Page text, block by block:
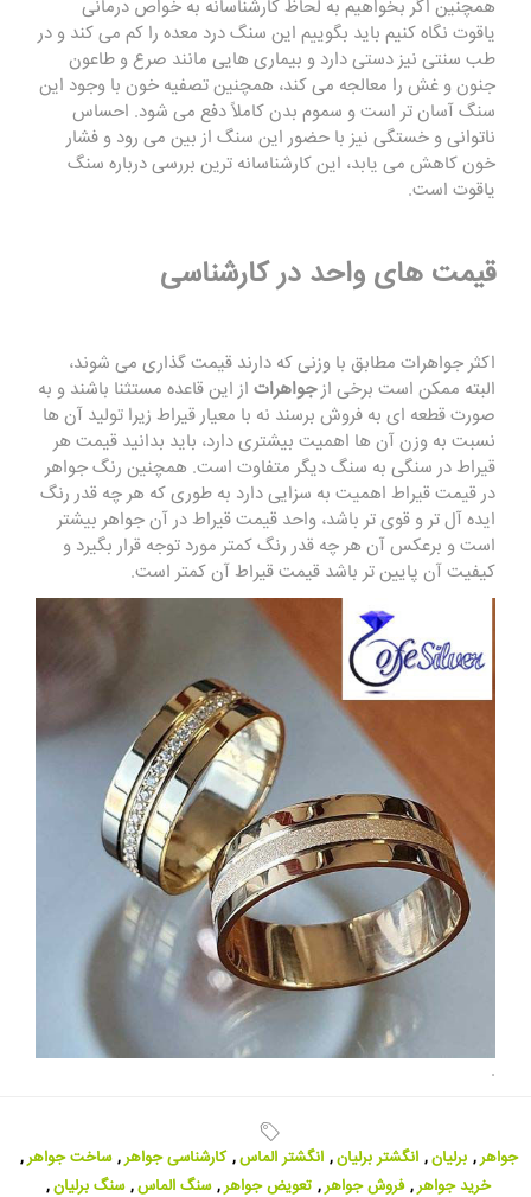
همچنین اگر بخواهیم به لحاظ کارشناسانه به خواص درمانی
یاقوت نگاه کنیم باید بگوییم این سنگ درد معده را کم می کند و در
طب سنتی نیز دستی دارد و بیماری هایی مانند صرع و طاعون
جنون و غش را معالجه می‌ کند، همچنین تصفیه خون با وجود این
سنگ آسان تر است و سموم بدن کاملاً دفع می شود. احساس
ناتوانی و خستگی نیز با حضور این سنگ از بین می رود و فشار
خون کاهش می یابد، این کارشناسانه ترین بررسی درباره سنگ
یاقوت است.
قیمت های واحد در کارشناسی
اکثر جواهرات مطابق با وزنی که دارند قیمت گذاری می شوند،
البته ممکن است برخی ازجواهرات از این قاعده مستثنا باشند و به
صورت قطعه ای به فروش برسند نه با معیار قیراط زیرا تولید آن ها
نسبت به وزن آن ها اهمیت بیشتری دارد، باید بدانید قیمت هر
قیراط در سنگی به سنگ دیگر متفاوت است. همچنین رنگ جواهر
در قیمت قیراط اهمیت به سزایی دارد به طوری که هر چه قدر رنگ
ایده آل تر و قوی تر باشد، واحد قیمت قیراط در آن جواهر بیشتر
است و برعکس آن هر چه قدر رنگ کمتر مورد توجه قرار بگیرد و
کیفیت آن پایین تر باشد قیمت قیراط آن کمتر است.
.
جواهر, برلیان, انگشتر برلیان, انگشتر الماس, کارشناسی جواهر, ساخت جواهر,
خرید جواهر, فروش جواهر, تعویض جواهر, سنگ الماس, سنگ برلیان,